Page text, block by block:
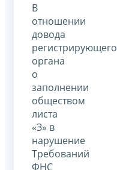
В
отношении
довода
регистрирующего
органа
о
заполнении
обществом
листа
«З» в
нарушение
Требований
ФНС